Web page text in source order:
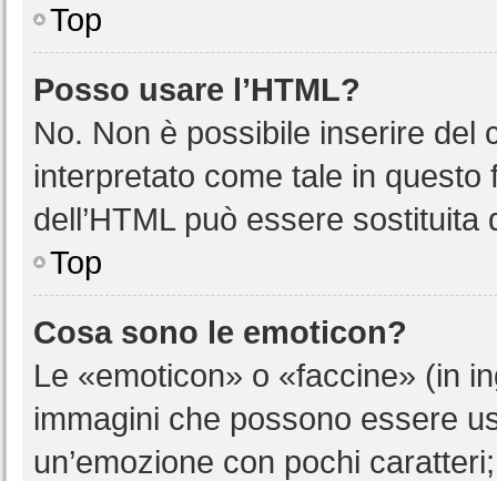
Top
Posso usare l’HTML?
No. Non è possibile inserire del
interpretato come tale in
dell’HTML può essere sostituita
Top
Cosa sono le emoticon?
Le «emoticon» o «faccine» (in
immagini che possono essere
un’emozione con pochi